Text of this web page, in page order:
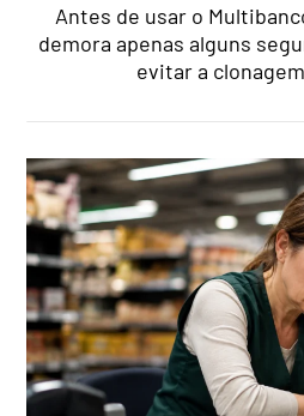
Antes de usar o
demora apenas alguns
evitar a